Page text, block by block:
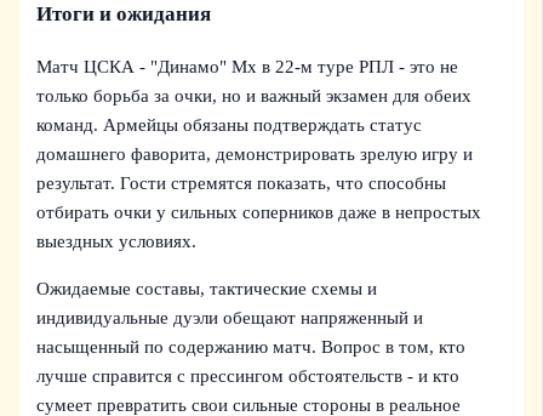
Итоги и ожидания
Матч ЦСКА - "Динамо" Мх в 22‑м туре РПЛ - это не
только борьба за очки, но и важный экзамен для обеих
команд. Армейцы обязаны подтверждать статус
домашнего фаворита, демонстрировать зрелую игру и
результат. Гости стремятся показать, что способны
отбирать очки у сильных соперников даже в непростых
выездных условиях.
Ожидаемые составы, тактические схемы и
индивидуальные дуэли обещают напряженный и
насыщенный по содержанию матч. Вопрос в том, кто
лучше справится с прессингом обстоятельств - и кто
сумеет превратить свои сильные стороны в реальное